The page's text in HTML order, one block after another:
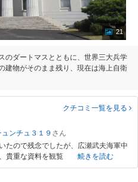
21
のダートマスとともに、世界三大兵学
建物がそのまま残り、現在は海上自衛
クチコミ一覧を見る
ュンチュ３１９
たので残念でしたが、広瀬武夫海軍中
貴重な資料を観覧
続きを読む